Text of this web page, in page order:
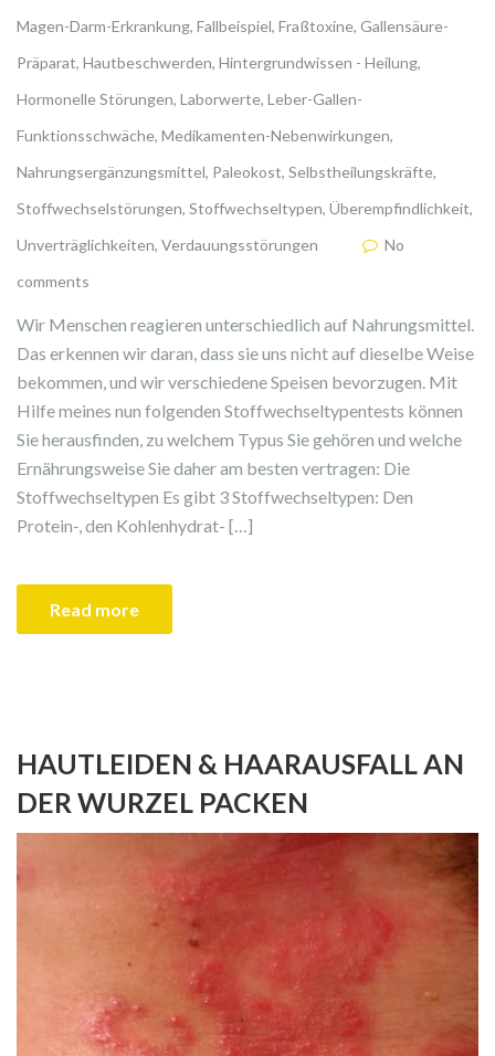
Magen-Darm-Erkrankung, Fallbeispiel, Fraßtoxine, Gallensäure-
Präparat, Hautbeschwerden, Hintergrundwissen - Heilung,
Hormonelle Störungen, Laborwerte, Leber-Gallen-
Funktionsschwäche, Medikamenten-Nebenwirkungen,
Nahrungsergänzungsmittel, Paleokost, Selbstheilungskräfte,
Stoffwechselstörungen, Stoffwechseltypen, Überempfindlichkeit,
Unverträglichkeiten, Verdauungsstörungen
No
comments
Wir Menschen reagieren unterschiedlich auf Nahrungsmittel.
Das erkennen wir daran, dass sie uns nicht auf dieselbe Weise
bekommen, und wir verschiedene Speisen bevorzugen. Mit
Hilfe meines nun folgenden Stoffwechseltypentests können
Sie herausfinden, zu welchem Typus Sie gehören und welche
Ernährungsweise Sie daher am besten vertragen: Die
Stoffwechseltypen Es gibt 3 Stoffwechseltypen: Den
Protein-, den Kohlenhydrat- […]
Read more
HAUTLEIDEN & HAARAUSFALL AN
DER WURZEL PACKEN